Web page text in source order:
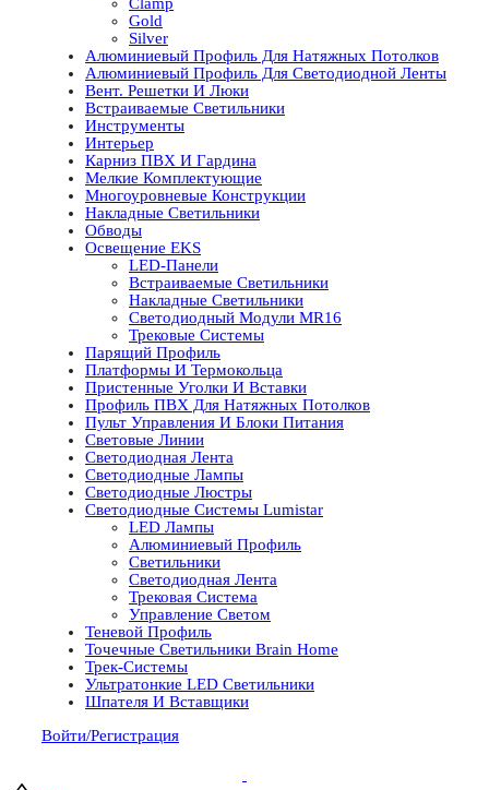
Clamp
Gold
Silver
Алюминиевый Профиль Для Натяжных Потолков
Алюминиевый Профиль Для Светодиодной Ленты
Вент. Решетки И Люки
Встраиваемые Светильники
Инструменты
Интерьер
Карниз ПВХ И Гардина
Мелкие Комплектующие
Многоуровневые Конструкции
Накладные Светильники
Обводы
Освещение EKS
LED-Панели
Встраиваемые Светильники
Накладные Светильники
Светодиодный Модули MR16
Трековые Системы
Парящий Профиль
Платформы И Термокольца
Пристенные Уголки И Вставки
Профиль ПВХ Для Натяжных Потолков
Пульт Управления И Блоки Питания
Световые Линии
Светодиодная Лента
Светодиодные Лампы
Светодиодные Люстры
Светодиодные Системы Lumistar
LED Лампы
Алюминиевый Профиль
Светильники
Светодиодная Лента
Трековая Система
Управление Светом
Теневой Профиль
Точечные Светильники Brain Home
Трек-Системы
Ультратонкие LED Светильники
Шпателя И Вставщики
Войти/Регистрация